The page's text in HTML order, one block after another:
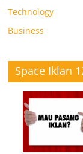
Technology
Business
Space Iklan